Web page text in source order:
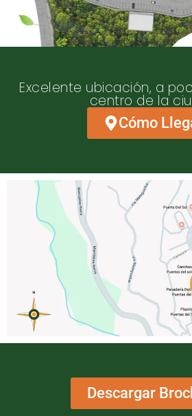
Excelente ubicación, a
centro de la
Cómo
Descargar